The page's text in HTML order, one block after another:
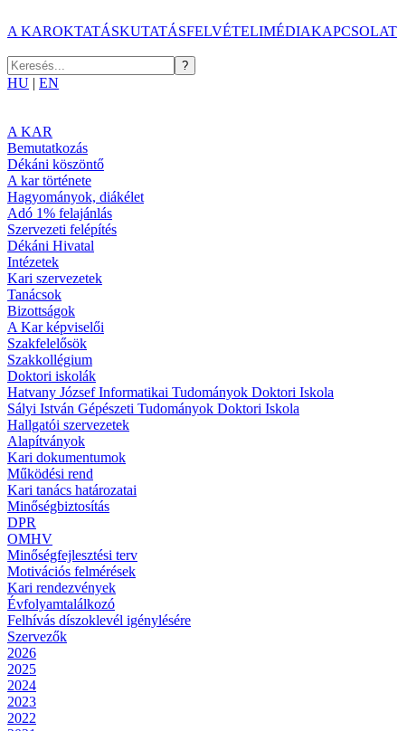
A KAROKTATÁSKUTATÁSFELVÉTELIMÉDIAKAPCSOLAT
HU | EN
A KAR
Bemutatkozás
Dékáni köszöntő
A kar története
Hagyományok, diákélet
Adó 1% felajánlás
Szervezeti felépítés
Dékáni Hivatal
Intézetek
Kari szervezetek
Tanácsok
Bizottságok
A Kar képviselői
Szakfelelősök
Szakkollégium
Doktori iskolák
Hatvany József Informatikai Tudományok Doktori Iskola
Sályi István Gépészeti Tudományok Doktori Iskola
Hallgatói szervezetek
Alapítványok
Kari dokumentumok
Működési rend
Kari tanács határozatai
Minőségbiztosítás
DPR
OMHV
Minőségfejlesztési terv
Motivációs felmérések
Kari rendezvények
Évfolyamtalálkozó
Felhívás díszoklevél igénylésére
Szervezők
2026
2025
2024
2023
2022